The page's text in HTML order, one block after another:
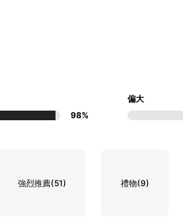
98%
偏大
強烈推薦(51) 禮物(9)